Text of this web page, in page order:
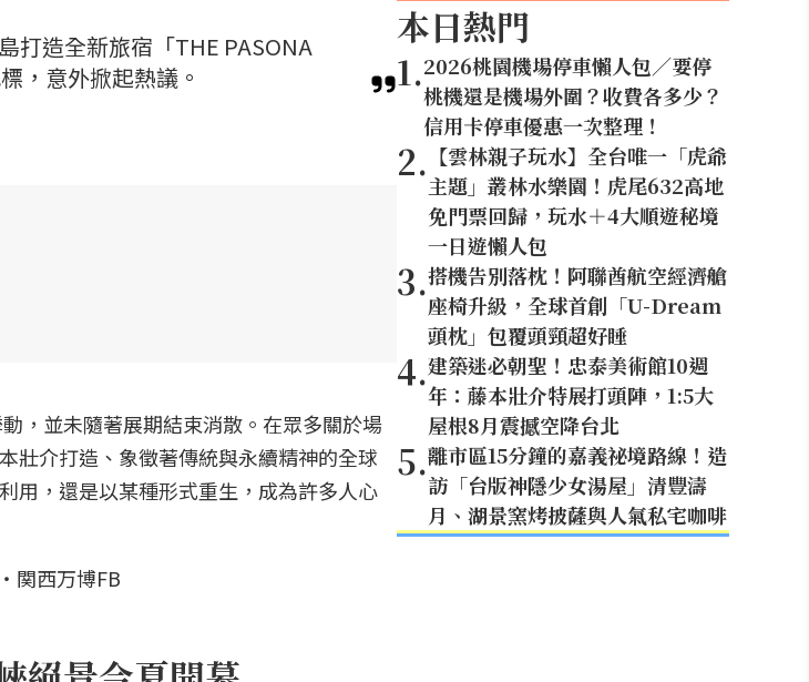
打造全新旅宿「THE PASONA
，意外掀起熱議。
，並未隨著展期結束消散。在眾多關於場
壯介打造、象徵著傳統與永續精神的全球
用，還是以某種形式重生，成為許多人心
本日熱門
1.2026桃園機場停車懶人包／要停
桃機還是機場外圍？收費各多少？
信用卡停車優惠一次整理！
2. 【雲林親子玩水】全台唯一「虎爺
主題」叢林水樂園！虎尾632高地
免門票回歸，玩水＋4大順遊秘境
一日遊懶人包
3.搭機告別落枕！阿聯酋航空經濟艙
座椅升級，全球首創「U-Dream
頭枕」包覆頭頸超好睡
4.建築迷必朝聖！忠泰美術館10週
年：藤本壯介特展打頭陣，1:5大
屋根8月震撼空降台北
5.離市區15分鐘的嘉義祕境路線！造
訪「台版神隱少女湯屋」清豐濤
月、湖景窯烤披薩與人氣私宅咖啡